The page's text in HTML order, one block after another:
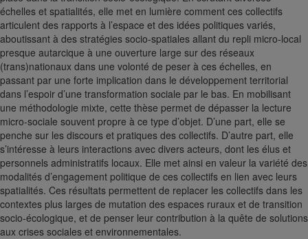
échelles et spatialités, elle met en lumière comment ces collectifs
articulent des rapports à l’espace et des idées politiques variés,
aboutissant à des stratégies socio-spatiales allant du repli micro-local
presque autarcique à une ouverture large sur des réseaux
(trans)nationaux dans une volonté de peser à ces échelles, en
passant par une forte implication dans le développement territorial
dans l’espoir d’une transformation sociale par le bas. En mobilisant
une méthodologie mixte, cette thèse permet de dépasser la lecture
micro-sociale souvent propre à ce type d’objet. D’une part, elle se
penche sur les discours et pratiques des collectifs. D’autre part, elle
s’intéresse à leurs interactions avec divers acteurs, dont les élus et
personnels administratifs locaux. Elle met ainsi en valeur la variété des
modalités d’engagement politique de ces collectifs en lien avec leurs
spatialités. Ces résultats permettent de replacer les collectifs dans les
contextes plus larges de mutation des espaces ruraux et de transition
socio-écologique, et de penser leur contribution à la quête de solutions
aux crises sociales et environnementales.